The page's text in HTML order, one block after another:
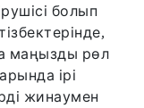
болып
маңызды рөл
ірі
жинаумен